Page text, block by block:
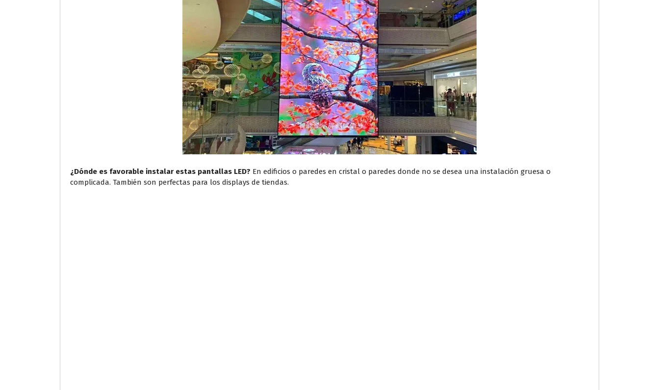
¿Dónde es favorable instalar estas pantallas LED? En edificios o paredes en cristal o paredes donde no se desea una instalación gruesa o
complicada. También son perfectas para los displays de tiendas.